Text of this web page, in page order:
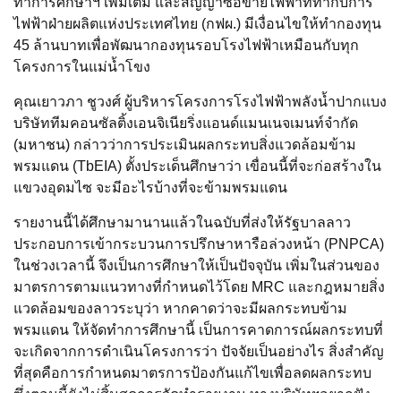
ไฟฟ้าฝ่ายผลิตแห่งประเทศไทย (กฟผ.) มีเงื่อนไขให้ทำกองทุน
45 ล้านบาทเพื่อพัฒนากองทุนรอบโรงไฟฟ้าเหมือนกับทุก
โครงการในแม่น้ำโขง
คุณเยาวภา ชูวงศ์ ผู้บริหารโครงการโรงไฟฟ้าพลังน้ำปากแบง
บริษัททีมคอนซัลติ้งเอนจิเนียริ่งแอนด์แมนเนจเมนท์จำกัด
(มหาชน) กล่าวว่าการประเมินผลกระทบสิ่งแวดล้อมข้าม
พรมแดน (TbEIA) ตั้งประเด็นศึกษาว่า เขื่อนนี้ที่จะก่อสร้างใน
แขวงอุดมไซ จะมีอะไรบ้างที่จะข้ามพรมแดน
รายงานนี้ได้ศึกษามานานแล้วในฉบับที่ส่งให้รัฐบาลลาว
ประกอบการเข้ากระบวนการปรึกษาหารือล่วงหน้า (PNPCA)
ในช่วงเวลานี้ จึงเป็นการศึกษาให้เป็นปัจจุบัน เพิ่มในส่วนของ
มาตรการตามแนวทางที่กำหนดไว้โดย MRC และกฎหมายสิ่ง
แวดล้อมของลาวระบุว่า หากคาดว่าจะมีผลกระทบข้าม
พรมแดน ให้จัดทำการศึกษานี้ เป็นการคาดการณ์ผลกระทบที่
จะเกิดจากการดำเนินโครงการว่า ปัจจัยเป็นอย่างไร สิ่งสำคัญ
ที่สุดคือการกำหนดมาตรการป้องกันแก้ไขเพื่อลดผลกระทบ